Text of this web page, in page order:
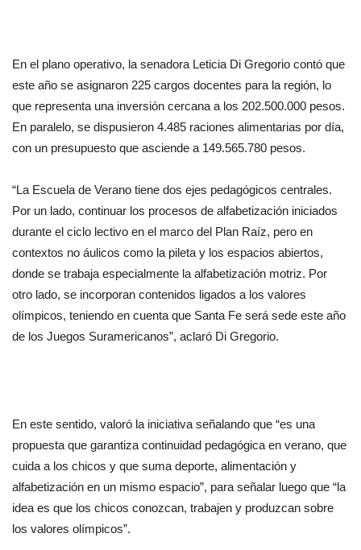
En el plano operativo, la senadora Leticia Di Gregorio contó que
este año se asignaron 225 cargos docentes para la región, lo
que representa una inversión cercana a los 202.500.000 pesos.
En paralelo, se dispusieron 4.485 raciones alimentarias por día,
con un presupuesto que asciende a 149.565.780 pesos.
“La Escuela de Verano tiene dos ejes pedagógicos centrales.
Por un lado, continuar los procesos de alfabetización iniciados
durante el ciclo lectivo en el marco del Plan Raíz, pero en
contextos no áulicos como la pileta y los espacios abiertos,
donde se trabaja especialmente la alfabetización motriz. Por
otro lado, se incorporan contenidos ligados a los valores
olímpicos, teniendo en cuenta que Santa Fe será sede este año
de los Juegos Suramericanos”, aclaró Di Gregorio.
En este sentido, valoró la iniciativa señalando que “es una
propuesta que garantiza continuidad pedagógica en verano, que
cuida a los chicos y que suma deporte, alimentación y
alfabetización en un mismo espacio”, para señalar luego que “la
idea es que los chicos conozcan, trabajen y produzcan sobre
los valores olímpicos”.